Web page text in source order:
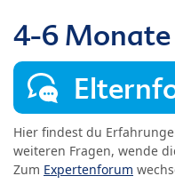
4-6 Monate
Hier findest du
weiteren Fragen, wende
Zum Expertenforum